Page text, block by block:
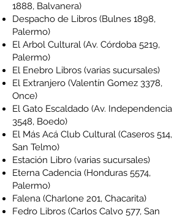
1888, Balvanera)
Despacho de Libros (Bulnes 1898,
Palermo)
El Arbol Cultural (Av. Córdoba 5219,
Palermo)
El Enebro Libros (varias sucursales)
El Extranjero (Valentín Gomez 3378,
Once)
El Gato Escaldado (Av. Independencia
3548, Boedo)
El Más Acá Club Cultural (Caseros 514,
San Telmo)
Estación Libro (varias sucursales)
Eterna Cadencia (Honduras 5574,
Palermo)
Falena (Charlone 201, Chacarita)
Fedro Libros (Carlos Calvo 577, San